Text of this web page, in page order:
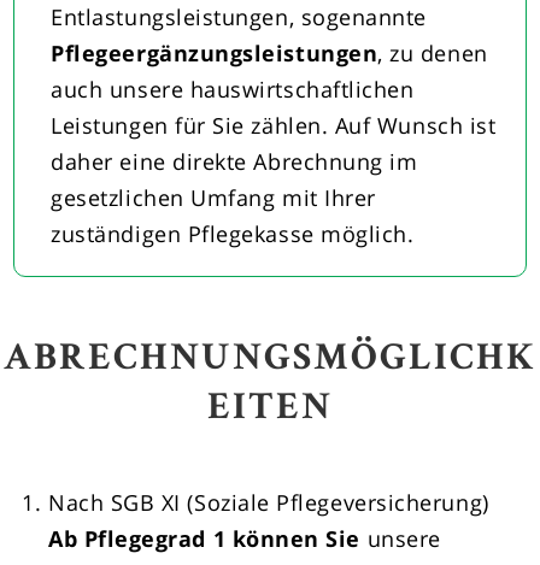
Entlastungsleistungen, sogenannte
Pflegeergänzungsleistungen, zu denen
auch unsere hauswirtschaftlichen
Leistungen für Sie zählen. Auf Wunsch ist
daher eine direkte Abrechnung im
gesetzlichen Umfang mit Ihrer
zuständigen Pflegekasse möglich.
ABRECHNUNGSMÖGLICHK
EITEN
Nach SGB XI (Soziale Pflegeversicherung)
Ab Pflegegrad 1 können Sie unsere